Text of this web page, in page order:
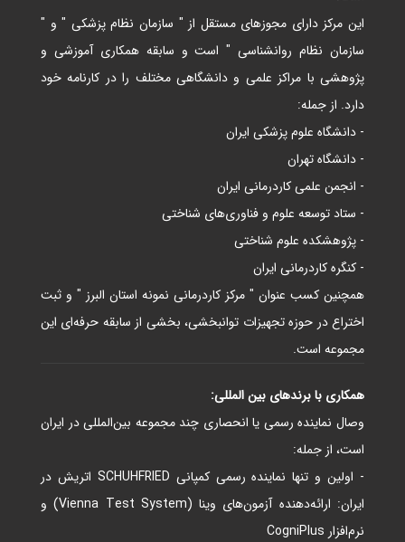
این مرکز دارای مجوزهای مستقل از " سازمان نظام پزشکی " و "
سازمان نظام روانشناسی " است و سابقه همکاری آموزشی و
پژوهشی با مراکز علمی و دانشگاهی مختلف را در کارنامه خود
دارد. از جمله:
- دانشگاه علوم پزشکی ایران
- دانشگاه تهران
- انجمن علمی کاردرمانی ایران
- ستاد توسعه علوم و فناوری‌های شناختی
- پژوهشکده علوم شناختی
- کنگره کاردرمانی ایران
همچنین کسب عنوان " مرکز کاردرمانی نمونه استان البرز " و ثبت
اختراع در حوزه تجهیزات توانبخشی، بخشی از سابقه حرفه‌ای این
مجموعه است.
همکاری با برندهای بین‌ المللی:
وصال نماینده رسمی یا انحصاری چند مجموعه بین‌المللی در ایران
است، از جمله:
- اولین و تنها نماینده رسمی کمپانی
SCHUHFRIED اتریش در
ایران: ارائه‌دهنده آزمون‌های وینا (Vienna Test System) و
نرم‌افزار CogniPlus